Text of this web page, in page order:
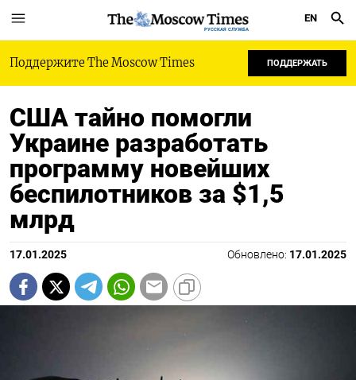
РУССКАЯ СЛУЖБА
EN
Поддержите The Moscow Times ПОДДЕРЖАТЬ
США тайно помогли
Украине разработать
программу новейших
беспилотников за $1,5
млрд
17.01.2025 Обновлено: 17.01.2025